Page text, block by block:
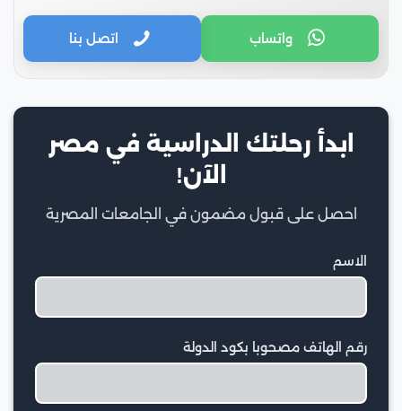
واتساب اتصل بنا
ابدأ رحلتك الدراسية في مصر
الآن!
احصل على قبول مضمون في الجامعات المصرية
الاسم
رقم الهاتف مصحوبا بكود الدولة